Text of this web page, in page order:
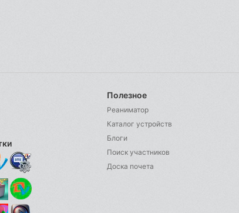
Полезное
Реаниматор
Каталог устройств
Блоги
Поиск участников
Доска почета